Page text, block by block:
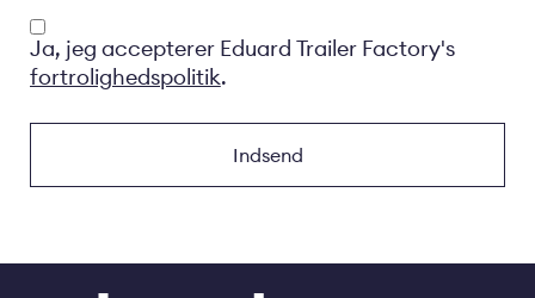
Privacyverklaring
Ja, jeg accepterer Eduard Trailer Factory's
fortrolighedspolitik.